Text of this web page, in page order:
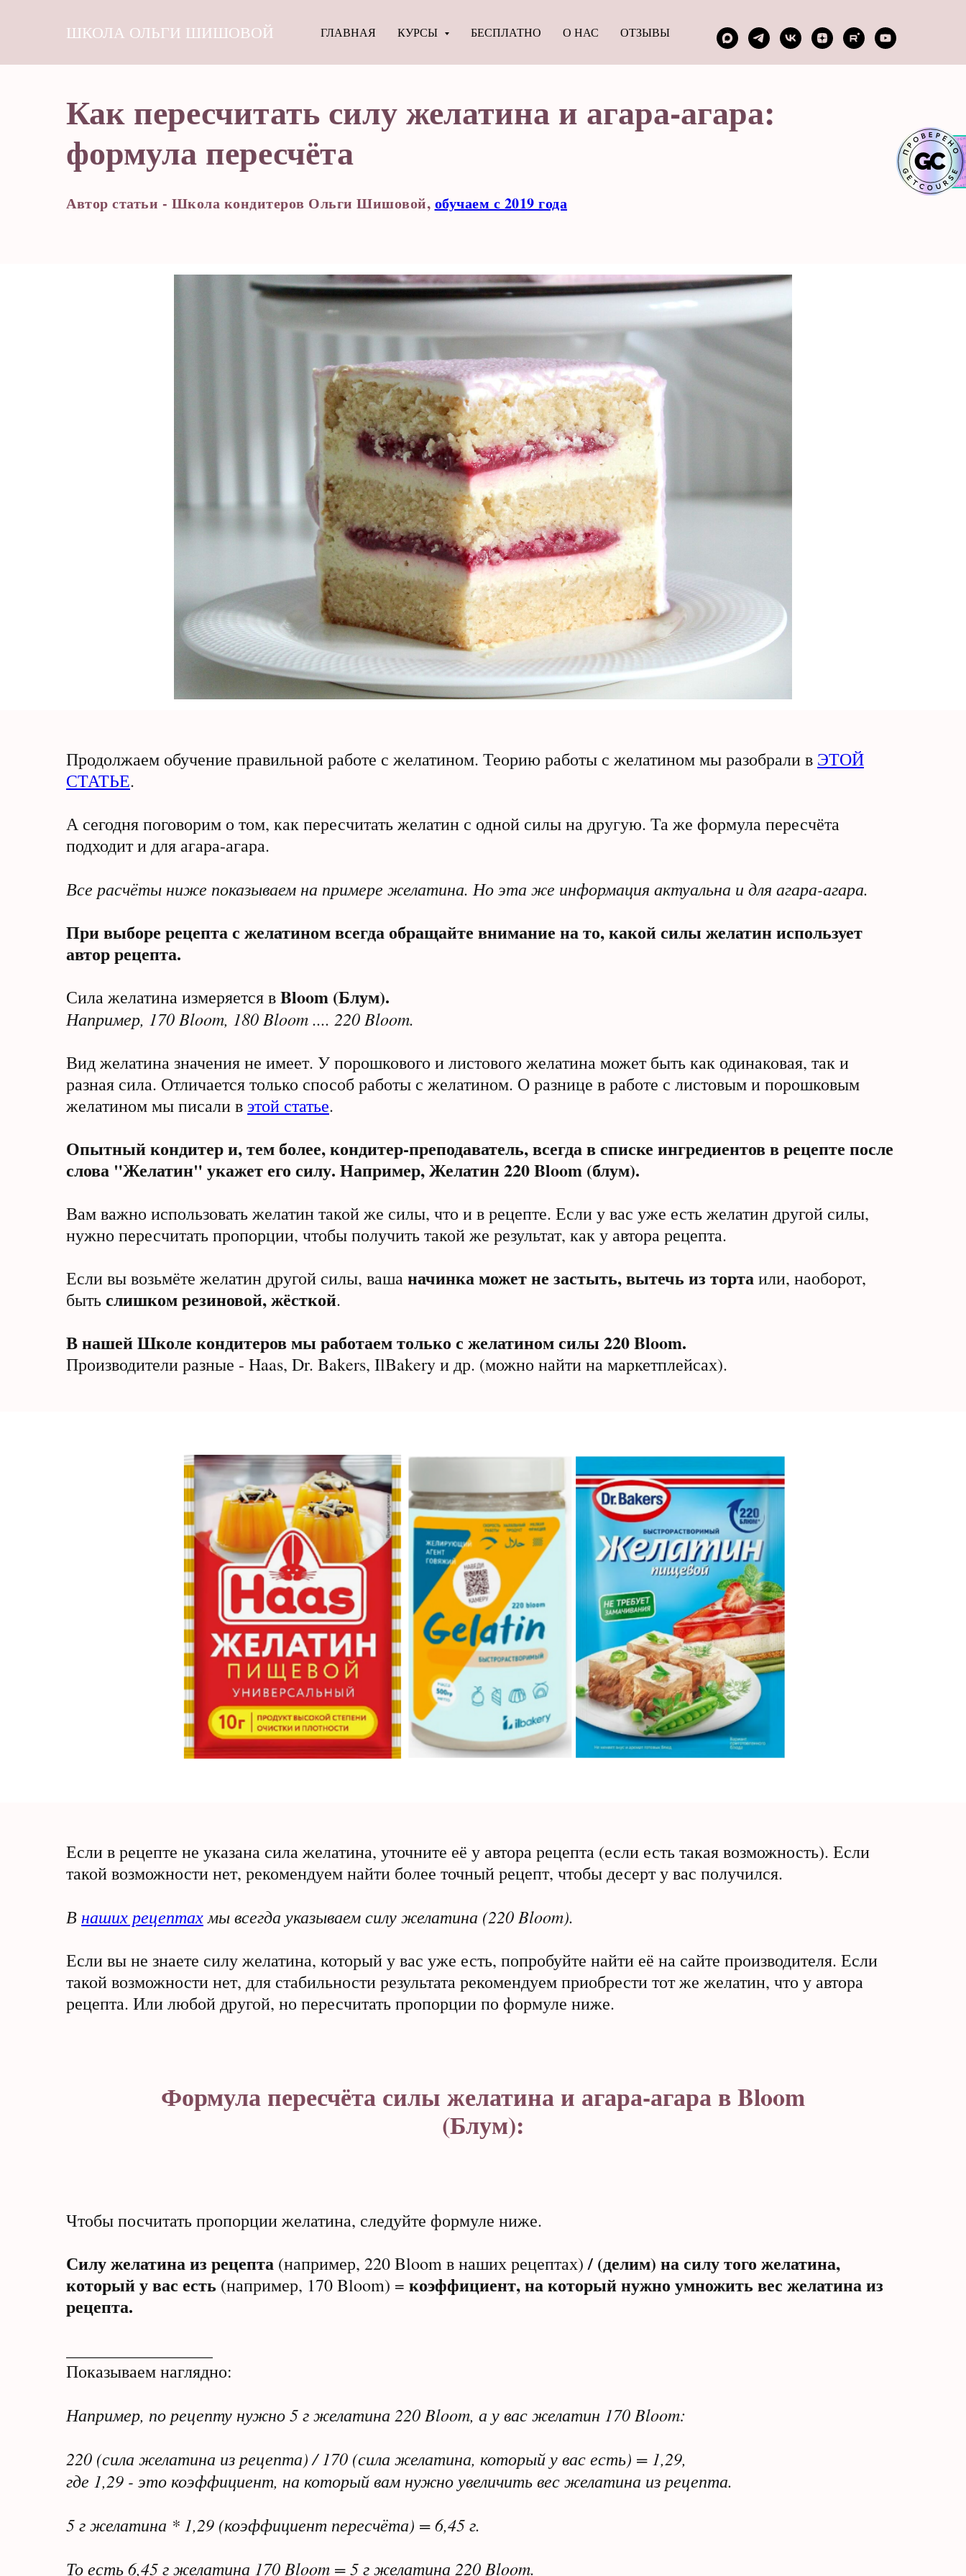
ШКОЛА ОЛЬГИ ШИШОВОЙ ГЛАВНАЯ КУРСЫ БЕСПЛАТНО О НАС ОТЗЫВЫ
Как пересчитать силу желатина и агара-агара:
формула пересчёта
Автор статьи - Школа кондитеров Ольги Шишовой, обучаем с 2019 года
Продолжаем обучение правильной работе с желатином. Теорию работы с желатином мы разобрали в ЭТОЙ
СТАТЬЕ.
А сегодня поговорим о том, как пересчитать желатин с одной силы на другую. Та же формула пересчёта
подходит и для агара-агара.
Все расчёты ниже показываем на примере желатина. Но эта же информация актуальна и для агара-агара.
При выборе рецепта с желатином всегда обращайте внимание на то, какой силы желатин использует
автор рецепта.
Сила желатина измеряется вBloom (Блум).
Например, 170 Bloom, 180 Bloom .... 220 Bloom.
Вид желатина значения не имеет. У порошкового и листового желатина может быть как одинаковая, так и
разная сила. Отличается только способ работы с желатином. О разнице в работе с листовым и порошковым
желатином мы писали вэтой статье.
Опытный кондитер и, тем более, кондитер-преподаватель, всегда в списке ингредиентов в рецепте после
слова "Желатин" укажет его силу. Например, Желатин 220 Bloom (блум).
Вам важно использовать желатин такой же силы, что и в рецепте. Если у вас уже есть желатин другой силы,
нужно пересчитать пропорции, чтобы получить такой же результат, как у автора рецепта.
Если вы возьмёте желатин другой силы, вашаначинка может не застыть, вытечь из тортаили, наоборот,
бытьслишком резиновой, жёсткой.
В нашей Школе кондитеров мы работаем только с желатином силы 220 Bloom.
Производители разные - Haas, Dr. Bakers, IlBakery и др. (можно найти на маркетплейсах).
Если в рецепте не указана сила желатина, уточните её у автора рецепта (если есть такая возможность). Если
такой возможности нет, рекомендуем найти более точный рецепт, чтобы десерт у вас получился.
В наших рецептахмы всегда указываем силу желатина (220 Bloom).
Если вы не знаете силу желатина, который у вас уже есть, попробуйте найти её на сайте производителя. Если
такой возможности нет, для стабильности результата рекомендуем приобрести тот же желатин, что у автора
рецепта. Или любой другой, но пересчитать пропорции по формуле ниже.
Формула пересчёта силы желатина и агара-агара в Bloom
(Блум):
Чтобы посчитать пропорции желатина, следуйте формуле ниже.
Силу желатина из рецепта (например, 220 Bloom в наших рецептах)/ (делим) на силу того желатина,
который у вас есть (например, 170 Bloom) = коэффициент, на который нужно умножить вес желатина из
рецепта.
Показываем наглядно:
Например, по рецепту нужно 5 г желатина 220 Bloom, а у вас желатин 170 Bloom:
220 (сила желатина из рецепта) / 170 (сила желатина, который у вас есть) = 1,29,
где 1,29 - это коэффициент, на который вам нужно увеличить вес желатина из рецепта.
5 г желатина * 1,29 (коэффициент пересчёта) = 6,45 г.
То есть 6,45 г желатина 170 Bloom = 5 г желатина 220 Bloom.